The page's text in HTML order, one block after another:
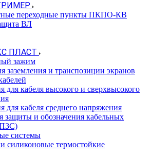
переходные пункты ПКПО-КВ
ВЛ
ПЛАСТ
зажим
заземления и транспозиции экранов
для кабеля высокого и сверхвысокого
для кабеля среднего напряжения
защиты и обозначения кабельных
системы
силиконовые термостойкие